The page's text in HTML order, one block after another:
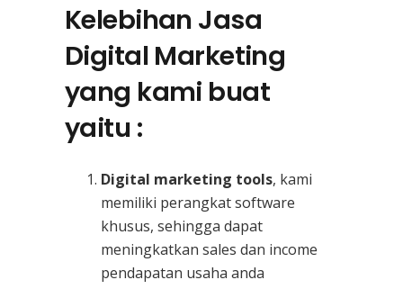
Kelebihan Jasa
Digital Marketing
yang kami buat
yaitu :
Digital marketing tools, kami
memiliki perangkat software
khusus, sehingga dapat
meningkatkan sales dan income
pendapatan usaha anda